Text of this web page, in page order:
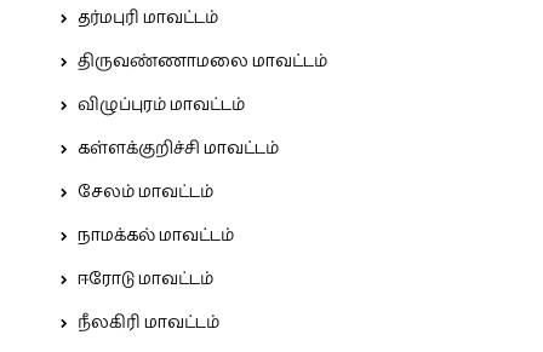
தர்மபுரி மாவட்டம்
திருவண்ணாமலை மாவட்டம்
விழுப்புரம் மாவட்டம்
கள்ளக்குறிச்சி மாவட்டம்
சேலம் மாவட்டம்
நாமக்கல் மாவட்டம்
ஈரோடு மாவட்டம்
நீலகிரி மாவட்டம்